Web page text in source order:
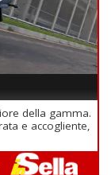
della gamma.
e accogliente,